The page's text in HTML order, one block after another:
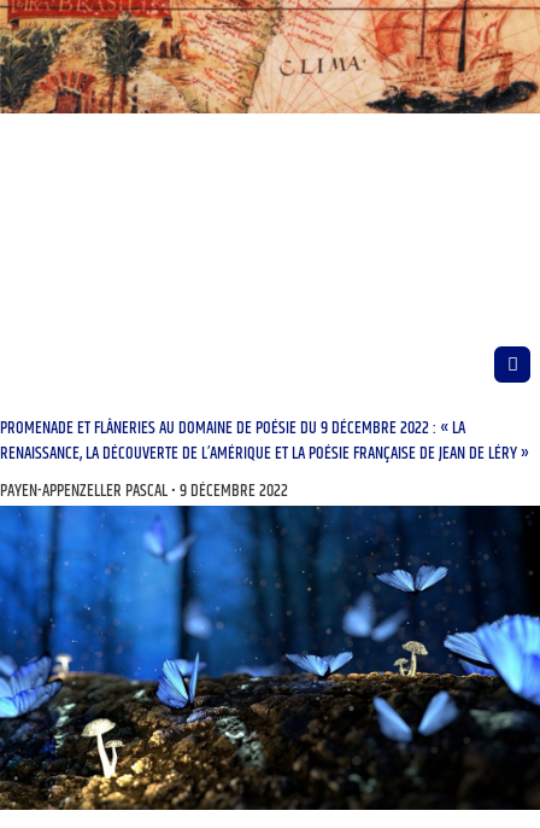
PROMENADE ET FLÂNERIES AU DOMAINE DE POÉSIE DU 9 DÉCEMBRE 2022 : « LA
RENAISSANCE, LA DÉCOUVERTE DE L’AMÉRIQUE ET LA POÉSIE FRANÇAISE DE JEAN DE LÉRY »
PAYEN-APPENZELLER PASCAL 9 DÉCEMBRE 2022